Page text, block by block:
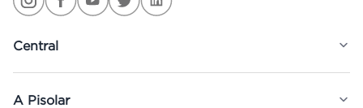
Central
A Pisolar